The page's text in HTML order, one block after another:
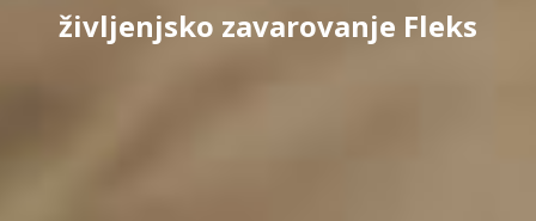
življenjsko zavarovanje Fleks